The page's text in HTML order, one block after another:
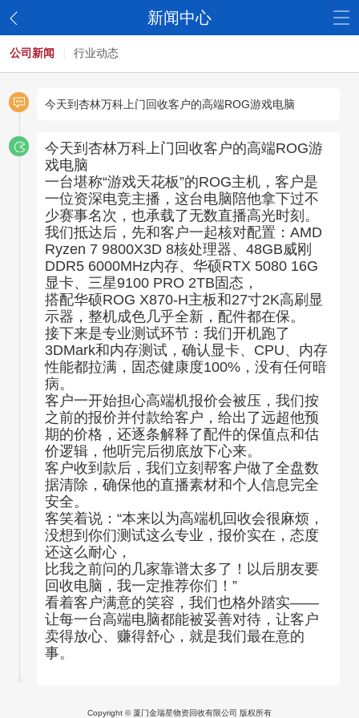
新闻中心
公司新闻 行业动态
今天到杏林万科上门回收客户的高端ROG游戏电脑
今天到杏林万科上门回收客户的高端ROG游
戏电脑
一台堪称“游戏天花板”的ROG主机，客户是
一位资深电竞主播，这台电脑陪他拿下过不
少赛事名次，也承载了无数直播高光时刻。
我们抵达后，先和客户一起核对配置：AMD
Ryzen 7 9800X3D 8核处理器、48GB威刚
DDR5 6000MHz内存、华硕RTX 5080 16G
显卡、三星9100 PRO 2TB固态，
搭配华硕ROG X870-H主板和27寸2K高刷显
示器，整机成色几乎全新，配件都在保。
接下来是专业测试环节：我们开机跑了
3DMark和内存测试，确认显卡、CPU、内存
性能都拉满，固态健康度100%，没有任何暗
病。
客户一开始担心高端机报价会被压，我们按
之前的报价并付款给客户，给出了远超他预
期的价格，还逐条解释了配件的保值点和估
价逻辑，他听完后彻底放下心来。
客户收到款后，我们立刻帮客户做了全盘数
据清除，确保他的直播素材和个人信息完全
安全。
客笑着说：“本来以为高端机回收会很麻烦，
没想到你们测试这么专业，报价实在，态度
还这么耐心，
比我之前问的几家靠谱太多了！以后朋友要
回收电脑，我一定推荐你们！”
看着客户满意的笑容，我们也格外踏实——
让每一台高端电脑都能被妥善对待，让客户
卖得放心、赚得舒心，就是我们最在意的
事。
Copyright © 厦门金瑞星物资回收有限公司 版权所有